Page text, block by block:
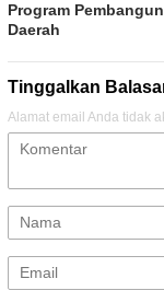
Program
Daerah
Tinggalkan
Alamat email Anda tidak